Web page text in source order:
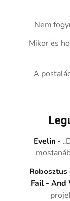
Nem
Mikor és
A
Evelin -
Fail - And